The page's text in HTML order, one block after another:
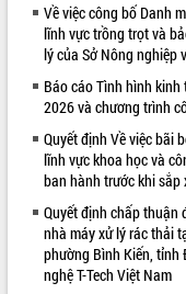
VIDEO
Về việc công bố Danh
lĩnh vực trồng trọt và
lý của Sở Nông nghiệp
Báo cáo Tình hình
2026 và chương trình
Quyết định Về việc bãi
lĩnh vực khoa học và
ban hành trước khi sắp
Quyết định chấp thuận
nhà máy xử lý rác thải
phường Bình Kiến, tỉnh
nghệ T-Tech Việt Nam